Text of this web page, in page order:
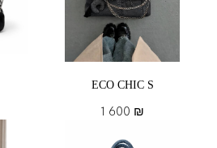
ECO CHIC S
1 600 ₪